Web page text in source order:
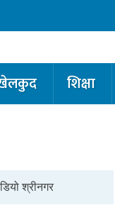
शिक्षा
श्रीनगर